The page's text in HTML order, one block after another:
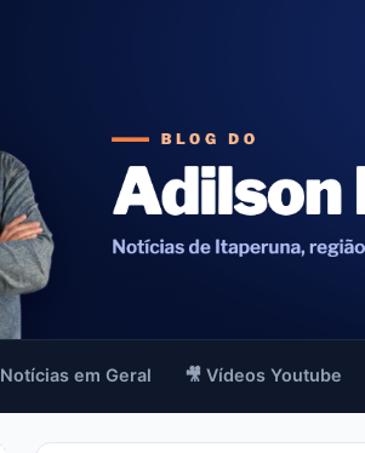
Notícias em Geral 🎥 Vídeos Youtube